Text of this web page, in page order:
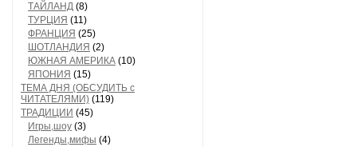
ТАЙЛАНД (8)
ТУРЦИЯ (11)
ФРАНЦИЯ (25)
ШОТЛАНДИЯ (2)
ЮЖНАЯ АМЕРИКА (10)
ЯПОНИЯ (15)
ТЕМА ДНЯ (ОБСУДИТЬ с
ЧИТАТЕЛЯМИ) (119)
ТРАДИЦИИ (45)
Игры,шоу (3)
Легенды,мифы (4)